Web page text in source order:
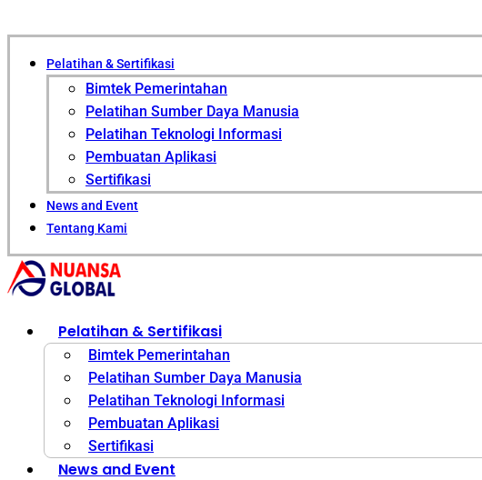
Pelatihan & Sertifikasi
Bimtek Pemerintahan
Pelatihan Sumber Daya Manusia
Pelatihan Teknologi Informasi
Pembuatan Aplikasi
Sertifikasi
News and Event
Tentang Kami
Pelatihan & Sertifikasi
Bimtek Pemerintahan
Pelatihan Sumber Daya Manusia
Pelatihan Teknologi Informasi
Pembuatan Aplikasi
Sertifikasi
News and Event